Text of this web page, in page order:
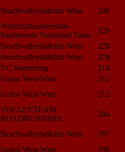
Beachvolleyballclub Wien 240
Wirtschaftsuniversität-
Studierende Volleyball Team
220
Beachvolleyballclub Wien
220
Beachvolleyballclub Wien
218
VC Simmering
214
Union West-Wien
212
Union West-Wien 212
VOLLEYTEAM
ROADRUNNERS
204
Beachvolleyballclub Wien
197
Union West-Wien 196